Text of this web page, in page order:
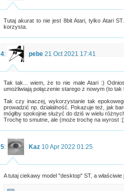
Tutaj akurat to nie jest 8bit Atari, tylko Atari
korzysta.
4: pebe 21 Oct 2021 17:41
Tak tak... wiem, że to nie małe Atari :)
umożliwiają połączenie starego z nowym (to tak
Tak czy inaczej, wykorzystanie tak
prowadzić np. działalność. Pokazuje też, jak
mógłby spokojnie służyć do dziś w wielu
Trochę to smutne, ale (może trochę na wyrost
5: Kaz 10 Apr 2022 01:25
A tutaj ciekawy model "desktop" ST, a